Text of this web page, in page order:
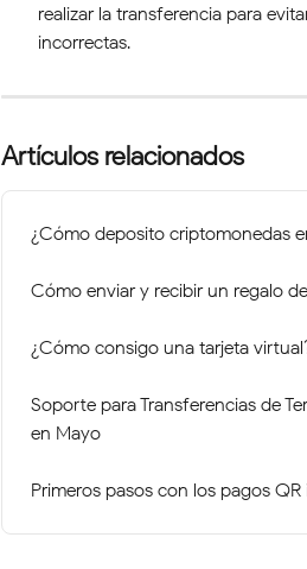
realizar la transferencia para
incorrectas.
Artículos relacionados
¿Cómo deposito criptomonedas
Cómo enviar y recibir un regalo
¿Cómo consigo una tarjeta
Soporte para Transferencias de
en Mayo
Primeros pasos con los pagos